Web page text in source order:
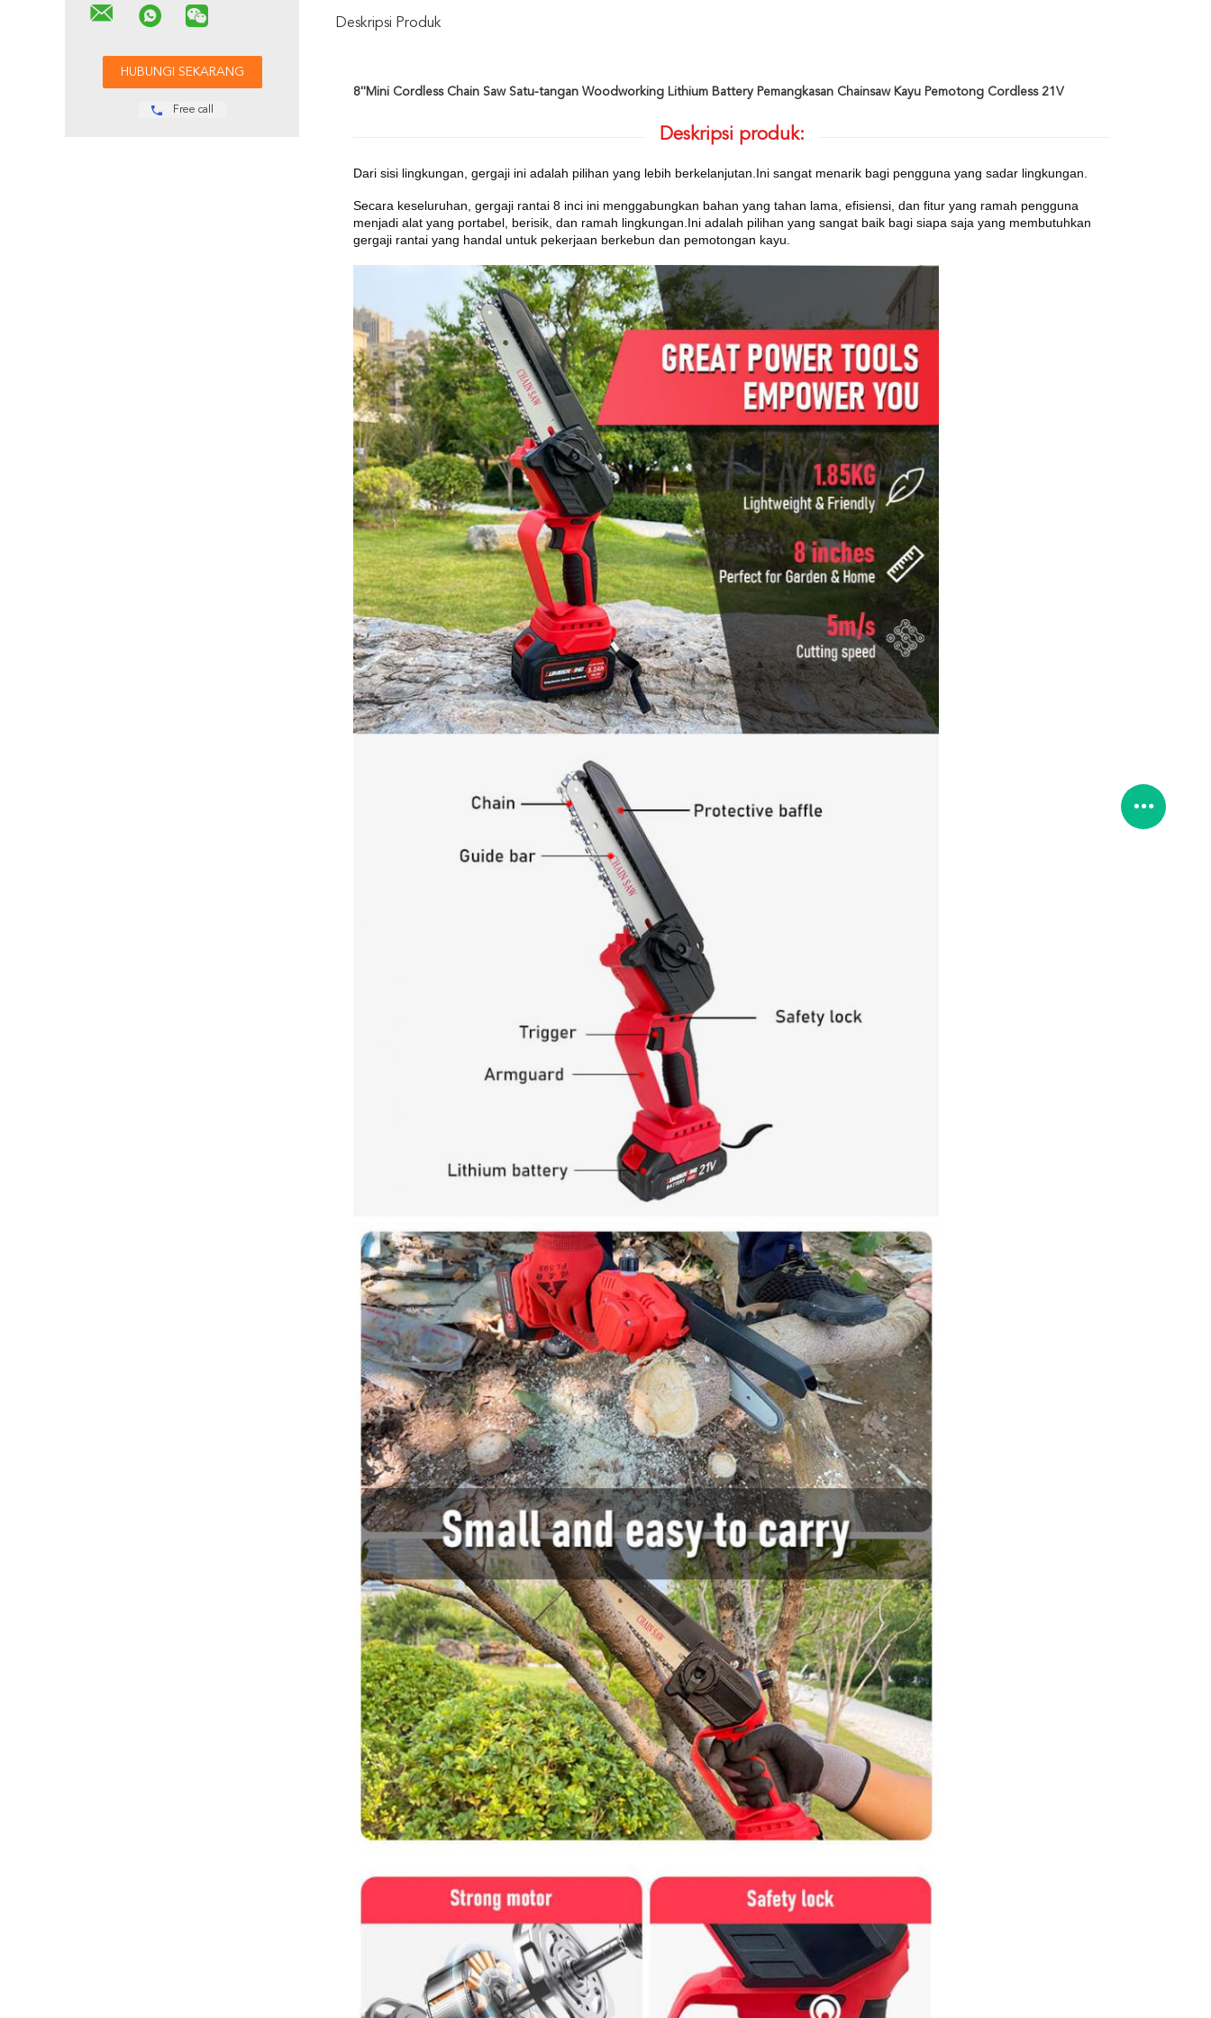
Free call
Deskripsi Produk
8''Mini Cordless Chain Saw Satu-tangan Woodworking Lithium Battery Pemangkasan Chainsaw Kayu Pemotong Cordless 21V
Deskripsi produk:
Dari sisi lingkungan, gergaji ini adalah pilihan yang lebih berkelanjutan.Ini sangat menarik bagi pengguna yang sadar lingkungan.
Secara keseluruhan, gergaji rantai 8 inci ini menggabungkan bahan yang tahan lama, efisiensi, dan fitur yang ramah pengguna
menjadi alat yang portabel, berisik, dan ramah lingkungan.Ini adalah pilihan yang sangat baik bagi siapa saja yang membutuhkan
gergaji rantai yang handal untuk pekerjaan berkebun dan pemotongan kayu.